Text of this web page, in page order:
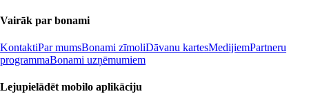
Vairāk par bonami
KontaktiPar mumsBonami zīmoliDāvanu kartesMedijiemPartneru
programmaBonami uzņēmumiem
Lejupielādēt mobilo aplikāciju